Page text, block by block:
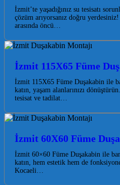
İzmit’te yaşadığınız su tesisatı
çözüm arıyorsanız doğru
arasında öncü…
İzmit 115X65 Füme
İzmit 115X65 Füme Duşakabin ile
katın, yaşam alanlarınızı
tesisat ve tadilat…
İzmit 60X60 Füme
İzmit 60×60 Füme Duşakabin ile
katın, hem estetik hem de
Kocaeli…